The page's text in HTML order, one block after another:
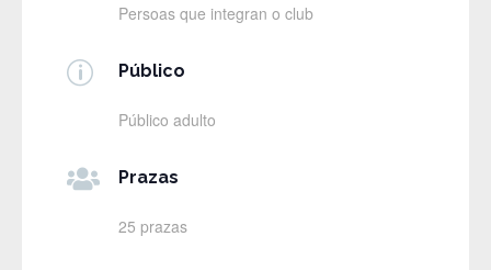
Persoas que integran o club
p Público
Público adulto
 Prazas
25 prazas